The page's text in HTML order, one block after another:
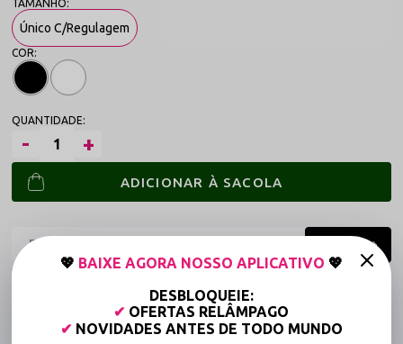
Único C/Regulagem
ADICIONAR À SACOLA
Frete grátis a partir de R$149,90 (Varejo)*
Até 6x Sem Juros (Varejo)
💖 BAIXE AGORA NOSSO APLICATIVO 💖
DESBLOQUEIE:
✔ OFERTAS RELÂMPAGO
✔ NOVIDADES ANTES DE TODO MUNDO